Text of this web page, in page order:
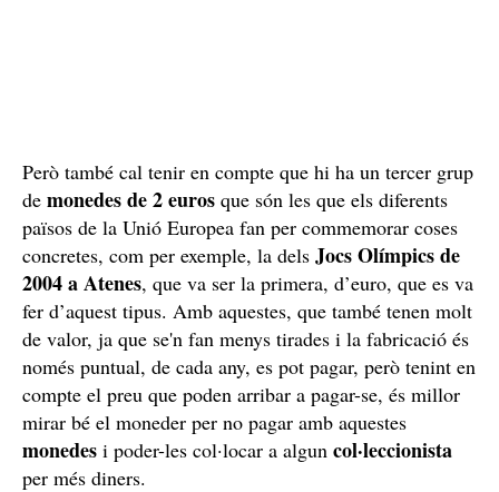
Però també cal tenir en compte que hi ha un tercer grup
de monedes de 2 euros que són les que els diferents
països de la Unió Europea fan per commemorar coses
concretes, com per exemple, la dels Jocs Olímpics de
2004 a Atenes, que va ser la primera, d’euro, que es va
fer d’aquest tipus. Amb aquestes, que també tenen molt
de valor, ja que se'n fan menys tirades i la fabricació és
només puntual, de cada any, es pot pagar, però tenint en
compte el preu que poden arribar a pagar-se, és millor
mirar bé el moneder per no pagar amb aquestes
monedes i poder-les col·locar a algun col·leccionista
per més diners.